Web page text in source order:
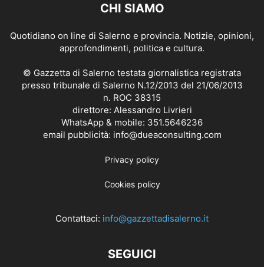
CHI SIAMO
Quotidiano on line di Salerno e provincia. Notizie, opinioni,
approfondimenti, politica e cultura.
© Gazzetta di Salerno testata giornalistica registrata
presso tribunale di Salerno N.12/2013 del 21/06/2013
n. ROC 38315
direttore: Alessandro Livrieri
WhatsApp & mobile: 351.5646236
email pubblicità: info@dueaconsulting.com
Privacy policy
Cookies policy
Contattaci: info@gazzettadisalerno.it
SEGUICI